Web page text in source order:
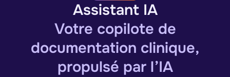
Assistant IA
Votre copilote de
documentation clinique,
propulsé par l’IA